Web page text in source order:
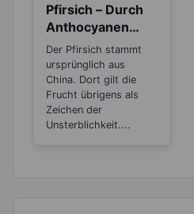
Pfirsich – Durch
Anthocyanen
eine guter Schutz
vor freien
Radikalen
Der Pfirsich stammt
ursprünglich aus
China. Dort gilt die
Frucht übrigens als
Zeichen der
Unsterblichkeit....